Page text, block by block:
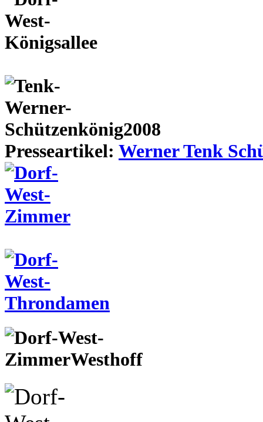
Presseartikel: Werner Tenk